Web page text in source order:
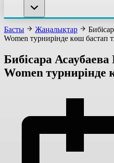
Басты Жаңалықтар
Women турнирінде көш бастап
Бибісара
Women турнирінде